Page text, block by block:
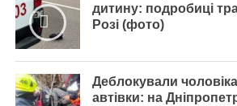
дитину: подробиці
Розі (фото)
Деблокували
автівки: на